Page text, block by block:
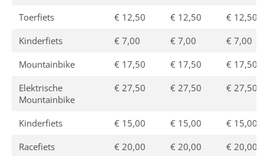
Toerfiets
€ 12,50 € 12,50
€ 12,50
Kinderfiets
€ 7,00 € 7,00
€ 7,00
Mountainbike
€ 17,50 € 17,50
€ 17,50
Elektrische
Mountainbike
€ 27,50 € 27,50 € 27,50
Kinderfiets € 15,00 € 15,00
€ 15,00
Racefiets
€ 20,00 € 20,00
€ 20,00